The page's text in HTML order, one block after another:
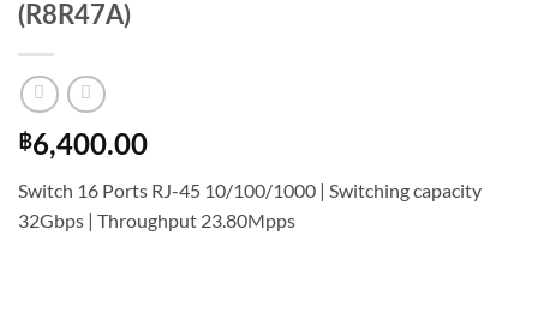
(R8R47A)
฿6,400.00
Switch 16 Ports RJ-45 10/100/1000 | Switching capacity
32Gbps | Throughput 23.80Mpps